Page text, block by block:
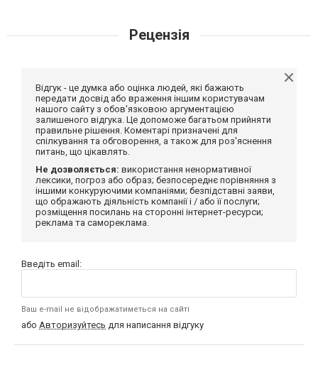
Рецензія
Відгук - це думка або оцінка людей, які бажають
передати досвід або враження іншим користувачам
нашого сайту з обов'язковою аргументацією
залишеного відгука. Це допоможе багатьом прийняти
правильне рішення. Коментарі призначені для
спілкування та обговорення, а також для роз'яснення
питань, що цікавлять.
Не дозволяється: використання ненормативної
лексики, погроз або образ; безпосереднє порівняння з
іншими конкуруючими компаніями; безпідставні заяви,
що ображають діяльність компанії і / або її послуги;
розміщення посилань на сторонні інтернет-ресурси;
реклама та самореклама.
Введіть email:
Ваш e-mail не відображатиметься на сайті
або Авторизуйтесь для написання відгуку